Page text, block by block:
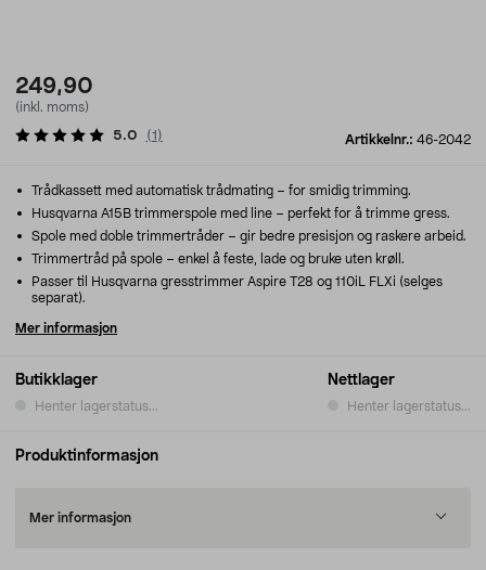
249,90
(inkl. moms)
Artikkelnr.: 46-2042
5.0 (1 )
Butikklager
Henter lagerstatus...
Nettlager
Henter lagerstatus...
Trådkassett med automatisk trådmating – for smidig trimming.
Husqvarna A15B trimmerspole med line – perfekt for å trimme gress.
Spole med doble trimmertråder – gir bedre presisjon og raskere arbeid.
Trimmertråd på spole – enkel å feste, lade og bruke uten krøll.
Passer til Husqvarna gresstrimmer Aspire T28 og 110iL FLXi (selges
separat).
Mer informasjon
Produktinformasjon
Mer informasjon